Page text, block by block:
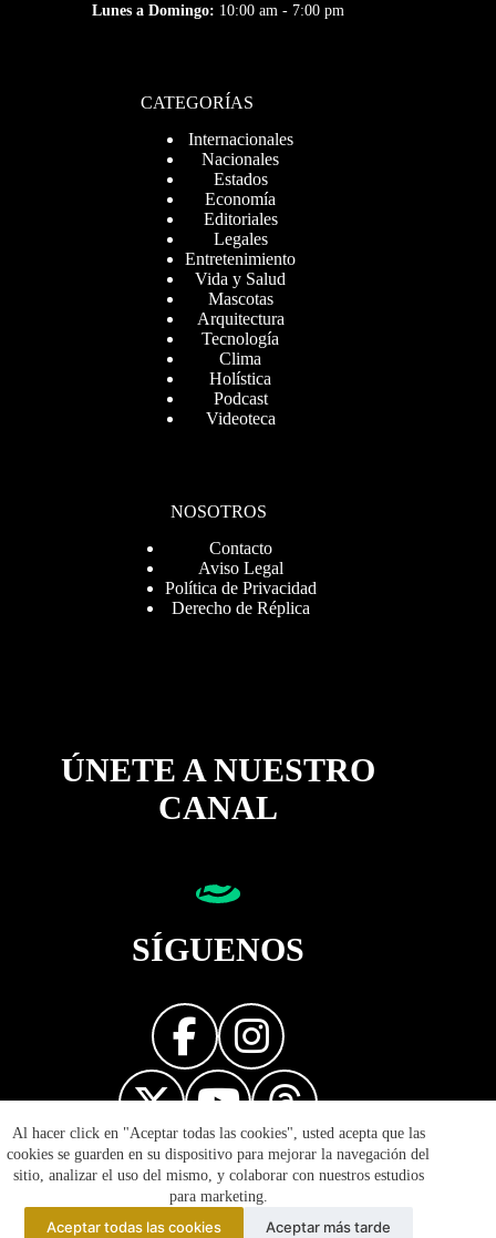
Al hacer click en "Aceptar todas las cookies", usted acepta que las
cookies se guarden en su dispositivo para mejorar la navegación del
sitio, analizar el uso del mismo, y colaborar con nuestros estudios
para marketing.
Aceptar todas las cookies Aceptar más tarde
Lunes a Domingo: 10:00 am - 7:00 pm
CATEGORÍAS
Internacionales
Nacionales
Estados
Economía
Editoriales
Legales
Entretenimiento
Vida y Salud
Mascotas
Arquitectura
Tecnología
Clima
Holística
Podcast
Videoteca
NOSOTROS
Contacto
Aviso Legal
Política de Privacidad
Derecho de Réplica
ÚNETE A NUESTRO
CANAL
SÍGUENOS
Diseñador web